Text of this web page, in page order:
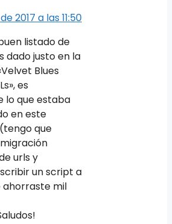
2017 a las 11:50
listado de
dado justo en la
Blues
es
lo que estaba
en este
que
urls y
un script a
ahorraste mil